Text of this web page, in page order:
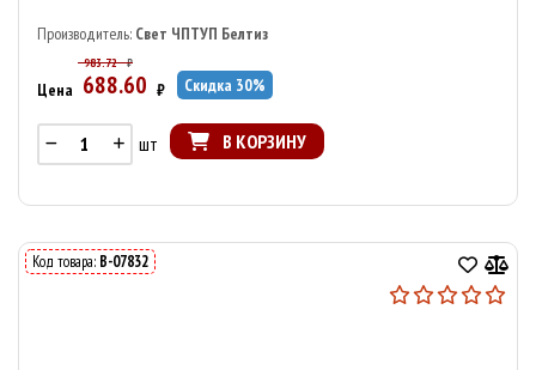
Производитель: Свет ЧПТУП Белтиз
983.72 ₽
Цена 688.60 ₽ Скидка 30%
шт В КОРЗИНУ
Код товара: В-07832